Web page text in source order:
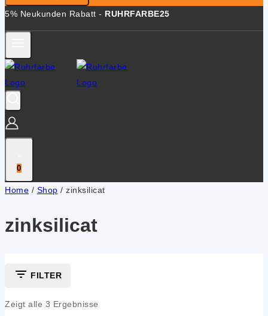
5% Neukunden Rabatt - RUHRFARBE25
0
Home / Shop / zinksilicat
zinksilicat
FILTER
Zeigt alle 3 Ergebnisse